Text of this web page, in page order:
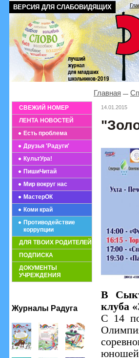
ВЕРСИЯ ДЛЯ СЛАБОВИДЯЩИХ
СВЕЖИЙ НОМЕР
ЛЕНТА НОВОСТЕЙ
Есть проблема
Друзья 'Радуги'
КультУра!
ПишиЧитай
Мир вокруг нас
МастерОК
Коми край
Противодействие
коррупции
ДЛЯ ТВОИХ РОДИТЕЛЕЙ
ПОДПИСКА
ДОКУМЕНТЫ
УЧРЕЖДЕНИЯ
Журналы Радуга
Главная
14.01.2015
В
клуба
С 14